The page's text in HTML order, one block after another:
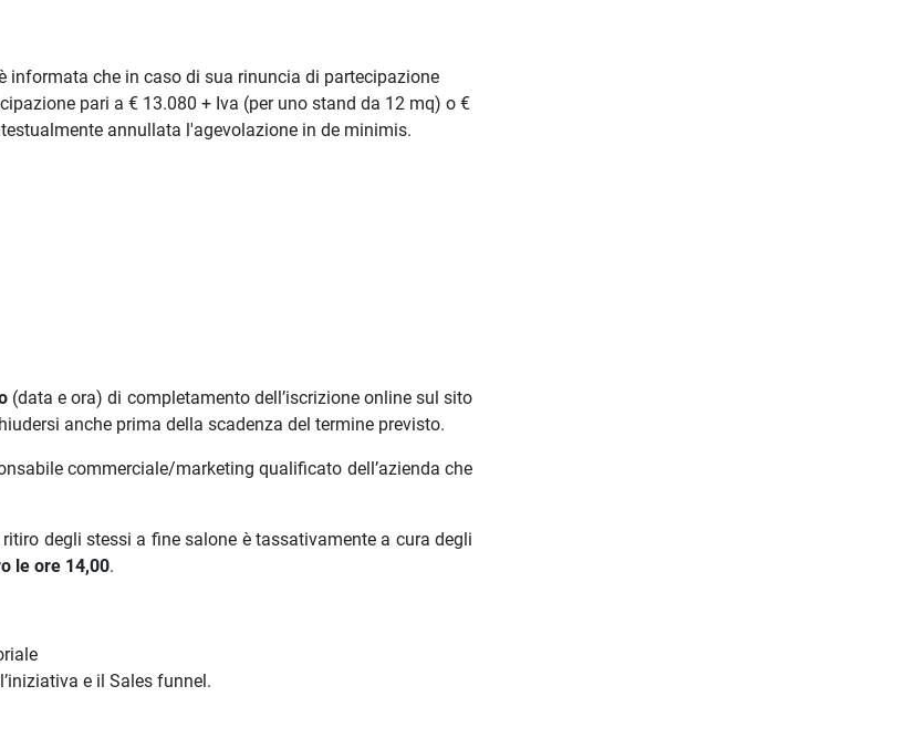
informata che in caso di sua rinuncia di partecipazione
pari a € 13.080 + Iva (per uno stand da 12 mq) o €
annullata l'agevolazione in de minimis.
(data e ora) di completamento dell’iscrizione online sul sito
anche prima della scadenza del termine previsto.
commerciale/marketing qualificato dell’azienda che
degli stessi a fine salone è tassativamente a cura degli
le ore 14,00.
e il Sales funnel.